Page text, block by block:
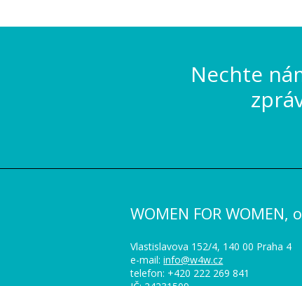
Nechte
WOMEN FOR WOMEN,
Vlastislavova 152/4, 140 00 Praha 4
e-mail:info@w4w.cz
telefon: +420 222 269 841